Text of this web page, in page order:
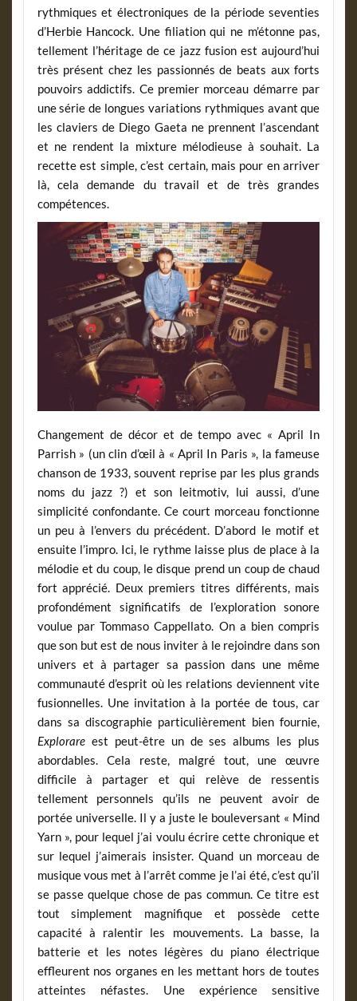
rythmiques et électroniques de la période seventies
d’Herbie Hancock. Une filiation qui ne m’étonne pas,
tellement l’héritage de ce jazz fusion est aujourd’hui
très présent chez les passionnés de beats aux forts
pouvoirs addictifs. Ce premier morceau démarre par
une série de longues variations rythmiques avant que
les claviers de Diego Gaeta ne prennent l’ascendant
et ne rendent la mixture mélodieuse à souhait. La
recette est simple, c’est certain, mais pour en arriver
là, cela demande du travail et de très grandes
compétences.
Changement de décor et de tempo avec « April In
Parrish » (un clin d’œil à « April In Paris », la fameuse
chanson de 1933, souvent reprise par les plus grands
noms du jazz ?) et son leitmotiv, lui aussi, d’une
simplicité confondante. Ce court morceau fonctionne
un peu à l’envers du précédent. D’abord le motif et
ensuite l’impro. Ici, le rythme laisse plus de place à la
mélodie et du coup, le disque prend un coup de chaud
fort apprécié. Deux premiers titres différents, mais
profondément significatifs de l’exploration sonore
voulue par Tommaso Cappellato. On a bien compris
que son but est de nous inviter à le rejoindre dans son
univers et à partager sa passion dans une même
communauté d’esprit où les relations deviennent vite
fusionnelles. Une invitation à la portée de tous, car
dans sa discographie particulièrement bien fournie,
Explorareest peut-être un de ses albums les plus
abordables. Cela reste, malgré tout, une œuvre
difficile à partager et qui relève de ressentis
tellement personnels qu’ils ne peuvent avoir de
portée universelle. Il y a juste le bouleversant « Mind
Yarn », pour lequel j’ai voulu écrire cette chronique et
sur lequel j’aimerais insister. Quand un morceau de
musique vous met à l’arrêt comme je l’ai été, c’est qu’il
se passe quelque chose de pas commun. Ce titre est
tout simplement magnifique et possède cette
capacité à ralentir les mouvements. La basse, la
batterie et les notes légères du piano électrique
effleurent nos organes en les mettant hors de toutes
atteintes néfastes. Une expérience sensitive